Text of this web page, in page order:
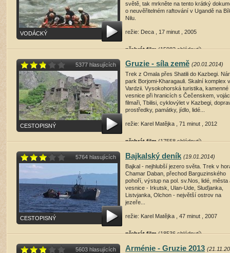
VODÁCKÝ
světě, tak mrkněte na tento krátký
o neuvěřitelném raftování v Ugandě na
Nilu.
režie: Deca , 17 minut , 2005
přehrát film (15982 shlédnutí)
5377 hlasujících
CESTOPISNÝ
Gruzie - síla země (20.01.2014)
Trek z Omala přes Shatili do Kazbegi.
park Borjomi-Kharagauli. Skalní komplex
Vardzii. Vysokohorská turistika, kamenné
vesnice při hranicích s Čečenskem,
filmaři, Tbilisi, cyklovýlet v Kazbegi,
prostředky, památky, jídlo, lidé...
režie: Karel Matějka , 71 minut , 2012
přehrát film (17558 shlédnutí)
5764 hlasujících
CESTOPISNÝ
Bajkalský deník (19.01.2014)
Bajkal - nejhlubší jezero světa. Trek v
Chamar Daban, přechod Barguzinského
pohoří, výstup na pol. sv.Nos, lidé, města
vesnice - Irkutsk, Ulan-Ude, Sluďjanka,
Listvjanka, Olchon - největší ostrov na
jezeře...
režie: Karel Matějka , 47 minut , 2007
přehrát film (18536 shlédnutí)
5603 hlasujících Arménie - Gruzie 2013